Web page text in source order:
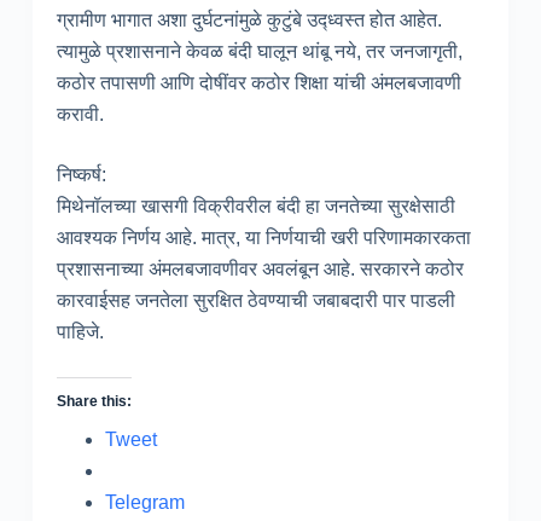
ग्रामीण भागात अशा दुर्घटनांमुळे कुटुंबे उद्ध्वस्त होत आहेत.
त्यामुळे प्रशासनाने केवळ बंदी घालून थांबू नये, तर जनजागृती,
कठोर तपासणी आणि दोषींवर कठोर शिक्षा यांची अंमलबजावणी
करावी.
निष्कर्ष:
मिथेनॉलच्या खासगी विक्रीवरील बंदी हा जनतेच्या सुरक्षेसाठी
आवश्यक निर्णय आहे. मात्र, या निर्णयाची खरी परिणामकारकता
प्रशासनाच्या अंमलबजावणीवर अवलंबून आहे. सरकारने कठोर
कारवाईसह जनतेला सुरक्षित ठेवण्याची जबाबदारी पार पाडली
पाहिजे.
Share this:
Tweet
Telegram